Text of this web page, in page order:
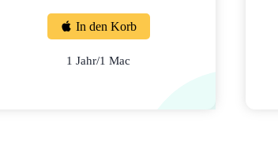
In den Korb
1 Jahr/1 Mac